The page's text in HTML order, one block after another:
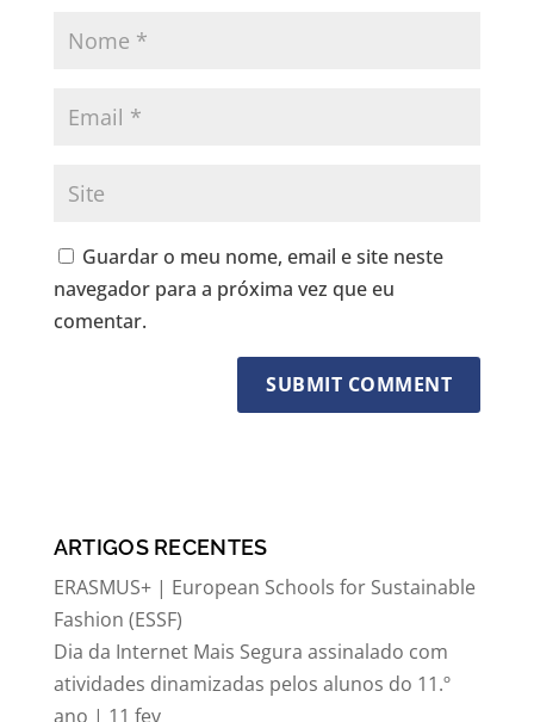
Guardar o meu nome, email e site neste
navegador para a próxima vez que eu
comentar.
ARTIGOS RECENTES
ERASMUS+ | European Schools for Sustainable
Fashion (ESSF)
Dia da Internet Mais Segura assinalado com
atividades dinamizadas pelos alunos do 11.º
ano | 11 fev